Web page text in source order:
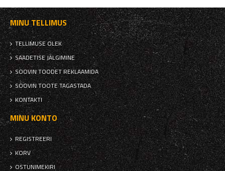
MINU TELLIMUS
TELLIMUSE OLEK
SAADETISE JÄLGIMINE
SOOVIN TOODET REKLAAMIDA
SOOVIN TOOTE TAGASTADA
KONTAKTI
MINU KONTO
REGISTREERI
KORV
OSTUNIMEKIRI